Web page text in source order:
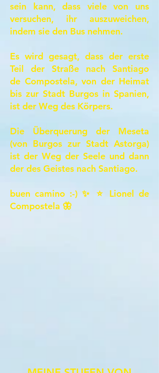
sein kann, dass viele von uns
versuchen, ihr auszuweichen,
indem sie den Bus nehmen.
Es wird gesagt, dass der erste
Teil der Straße nach Santiago
de Compostela, von der Heimat
bis zur Stadt Burgos in Spanien,
ist der Weg des Körpers.
Die Überquerung der Meseta
(von Burgos zur Stadt Astorga)
ist der Weg der Seele und dann
der des Geistes nach Santiago.
buen camino :-) ✨ ⭐ Lionel de
Compostela 🦋